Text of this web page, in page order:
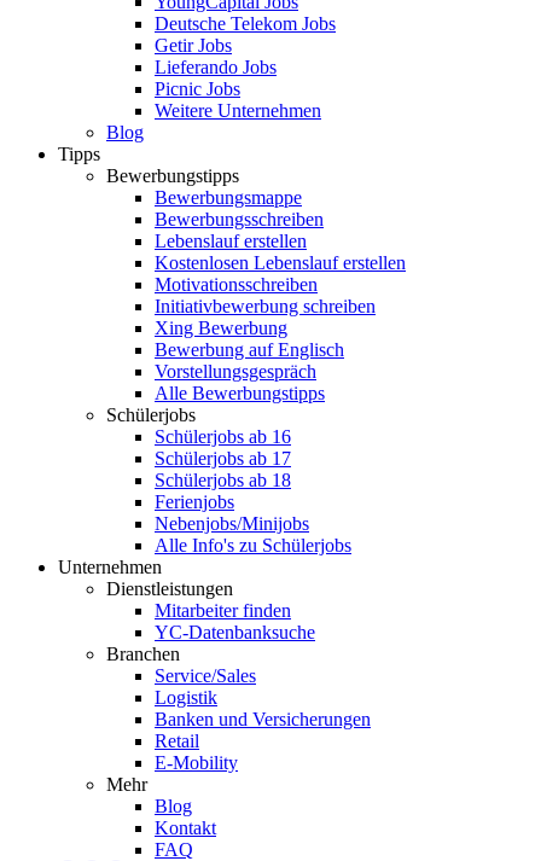
Deutsche Telekom Jobs
Getir Jobs
Lieferando Jobs
Picnic Jobs
Weitere Unternehmen
Blog
Tipps
Bewerbungstipps
Bewerbungsmappe
Bewerbungsschreiben
Lebenslauf erstellen
Kostenlosen Lebenslauf erstellen
Motivationsschreiben
Initiativbewerbung schreiben
Xing Bewerbung
Bewerbung auf Englisch
Vorstellungsgespräch
Alle Bewerbungstipps
Schülerjobs
Schülerjobs ab 16
Schülerjobs ab 17
Schülerjobs ab 18
Ferienjobs
Nebenjobs/Minijobs
Alle Info's zu Schülerjobs
Unternehmen
Dienstleistungen
Mitarbeiter finden
YC-Datenbanksuche
Branchen
Service/Sales
Logistik
Banken und Versicherungen
Retail
E-Mobility
Mehr
Blog
Kontakt
FAQ